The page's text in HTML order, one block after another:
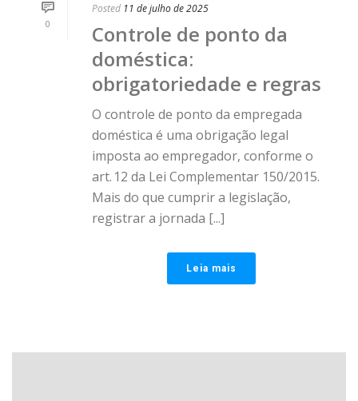
0
Posted 11 de julho de 2025
Controle de ponto da
doméstica:
obrigatoriedade e regras
O controle de ponto da empregada
doméstica é uma obrigação legal
imposta ao empregador, conforme o
art. 12 da Lei Complementar 150/2015.
Mais do que cumprir a legislação,
registrar a jornada [...]
Leia mais